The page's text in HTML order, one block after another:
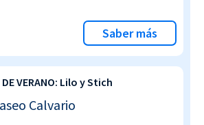
Saber más
DE VERANO: Lilo y Stich
Calvario